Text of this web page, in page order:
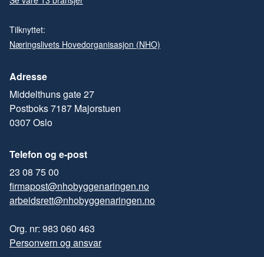
Tilknyttet:
Næringslivets Hovedorganisasjon (NHO)
Adresse
Middelthuns gate 27
Postboks 7187 Majorstuen
0307 Oslo
Telefon og e-post
23 08 75 00
firmapost@nhobyggenaringen.no
arbeidsrett@nhobyggenaringen.no
Org. nr: 983 060 463
Personvern og ansvar